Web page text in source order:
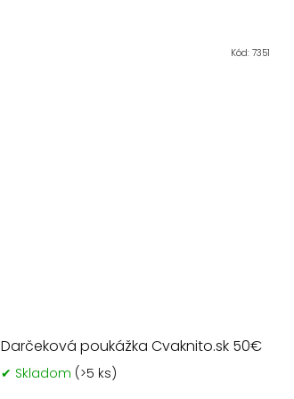
Darčeková poukážka Cvaknito.sk 50€
✔ Skladom (>5 ks)
Kód: 7351